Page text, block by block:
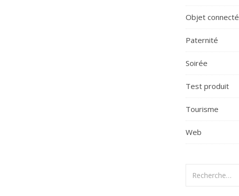
Objet connecté
Paternité
Soirée
Test produit
Tourisme
Web